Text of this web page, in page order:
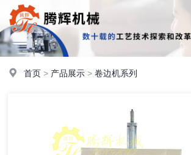
首页 > 产品展示 >卷边机系列